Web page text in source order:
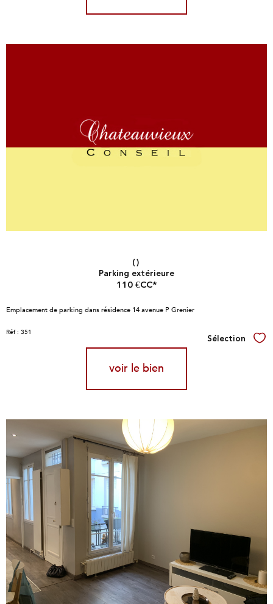
()
Parking extérieure
110 €CC*
Emplacement de parking dans résidence 14 avenue P Grenier
Réf : 351
Sélection
voir le bien